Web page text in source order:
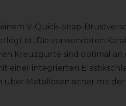
V-Quick-Snap-
ist. Die verwendeten
Kreuzgurte sind optimal an
einer integrierten
Metallösen sicher mit